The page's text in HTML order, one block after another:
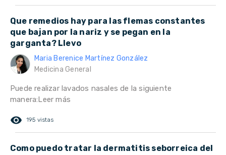
Que remedios hay para las flemas constantes
que bajan por la nariz y se pegan en la
garganta? Llevo
Maria Berenice Martínez González
Medicina General
Puede realizar lavados nasales de la siguiente
manera:Leer más
remove_red_eye 195 vistas
Como puedo tratar la dermatitis seborreica del